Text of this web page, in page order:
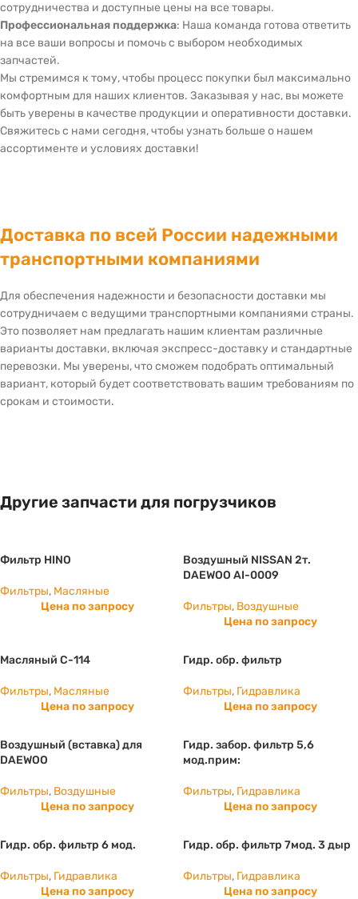
сотрудничества и доступные цены на все товары.
Профессиональная поддержка: Наша команда готова ответить
на все ваши вопросы и помочь с выбором необходимых
запчастей.
Мы стремимся к тому, чтобы процесс покупки был максимально
комфортным для наших клиентов. Заказывая у нас, вы можете
быть уверены в качестве продукции и оперативности доставки.
Свяжитесь с нами сегодня, чтобы узнать больше о нашем
ассортименте и условиях доставки!
Доставка по всей России надежными
транспортными компаниями
Для обеспечения надежности и безопасности доставки мы
сотрудничаем с ведущими транспортными компаниями страны.
Это позволяет нам предлагать нашим клиентам различные
варианты доставки, включая экспресс-доставку и стандартные
перевозки. Мы уверены, что сможем подобрать оптимальный
вариант, который будет соответствовать вашим требованиям по
срокам и стоимости.
Другие запчасти для погрузчиков
Фильтр HINO
Фильтры, Масляные
Цена по запросу
Воздушный NISSAN 2т.
DAEWOO AI-0009
Фильтры, Воздушные
Цена по запросу
Масляный С-114
Фильтры, Масляные
Цена по запросу
Гидр. обр. фильтр
Фильтры, Гидравлика
Цена по запросу
Воздушный (вставка) для
DAEWOO
Фильтры, Воздушные
Цена по запросу
Гидр. забор. фильтр 5,6
мод.прим:
Фильтры, Гидравлика
Цена по запросу
Гидр. обр. фильтр 6 мод.
Фильтры, Гидравлика
Цена по запросу
Гидр. обр. фильтр 7мод. 3 дыр
Фильтры, Гидравлика
Цена по запросу